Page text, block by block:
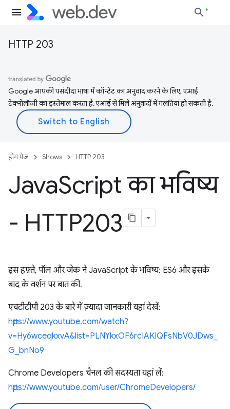
HTTP 203
Google आपकी पसंदीदा भाषा में कॉन्टेंट का अनुवाद करने के लिए, एआई
टेक्नोलॉजी का इस्तेमाल करता है. एआई से मिले अनुवादों में गलतियां हो सकती हैं.
होम पेज Shows HTTP 203
JavaScript का भविष्य
- HTTP203
इस हफ़्ते, पॉल और जेक ने JavaScript के भविष्य: ES6 और इसके
बाद के वर्शन पर बात की.
एचटीटीपी 203 के बारे में ज़्यादा जानकारी यहां देखें:
https://www.youtube.com/watch?
v=Hy6wceqkxvA&list=PLNYkxOF6rcIAKIQFsNbV0JDws_
G_bnNo9
Chrome Developers चैनल की सदस्यता यहां लें:
https://www.youtube.com/user/ChromeDevelopers/